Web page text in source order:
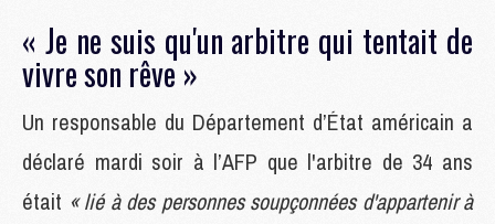
« Je ne suis qu'un arbitre qui tentait de
vivre son rêve »
Un responsable du Département d’État américain a
déclaré mardi soir à l’AFP que l'arbitre de 34 ans
était « lié à des personnes soupçonnées d'appartenir à